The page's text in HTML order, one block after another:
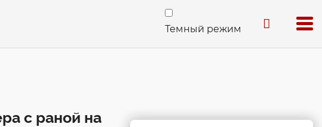
Темный режим
с раной на